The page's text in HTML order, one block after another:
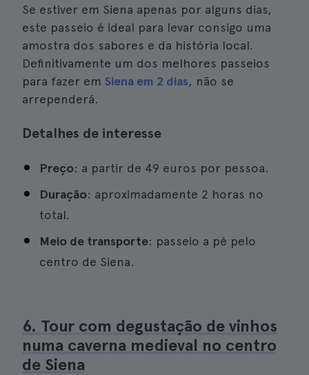
Se estiver em Siena apenas por alguns dias,
este passeio é ideal para levar consigo uma
amostra dos sabores e da história local.
Definitivamente um dos melhores passeios
para fazer em Siena em 2 dias, não se
arrependerá.
Detalhes de interesse
Preço: a partir de 49 euros por pessoa.
Duração: aproximadamente 2 horas no
total.
Meio de transporte: passeio a pé pelo
centro de Siena.
6. Tour com degustação de vinhos
numa caverna medieval no centro
de Siena